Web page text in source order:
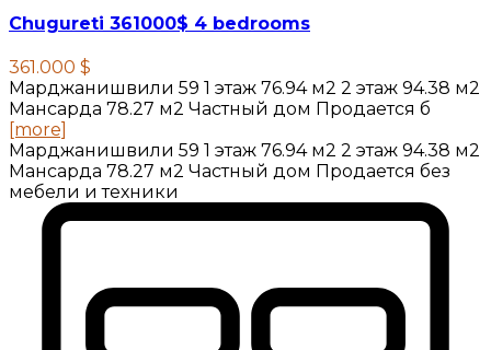
Chugureti 361000$ 4 bedrooms
361.000 $
Марджанишвили 59 1 этаж 76.94 м2 2 этаж 94.38 м2
Мансарда 78.27 м2 Частный дом Продается б
[more]
Марджанишвили 59 1 этаж 76.94 м2 2 этаж 94.38 м2
Мансарда 78.27 м2 Частный дом Продается без
мебели и техники